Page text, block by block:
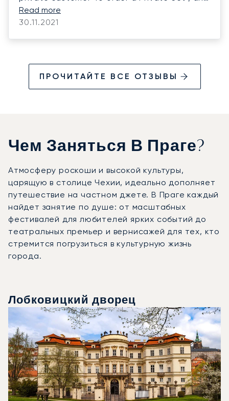
I’m very impressed With the process and
excellence in execution Best regards from
Read more
30.11.2021
ПРОЧИТАЙТЕ ВСЕ ОТЗЫВЫ
Чем Заняться В Праге?
Атмосферу роскоши и высокой культуры,
царящую в столице Чехии, идеально дополняет
путешествие на частном джете. В Праге каждый
найдет занятие по душе: от масштабных
фестивалей для любителей ярких событий до
театральных премьер и вернисажей для тех, кто
стремится погрузиться в культурную жизнь
города.
Лобковицкий дворец